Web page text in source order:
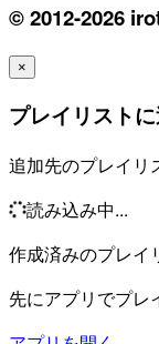
© 2012-2026
×
プレイリスト
追加先のプレイリ
読み込み中...
作成済みのプレイ
先にアプリでプレ